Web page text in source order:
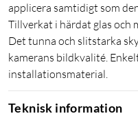
applicera samtidigt som
Tillverkat i härdat glas och
Det tunna och slitstarka
kamerans bildkvalité.
installationsmaterial.
Teknisk information